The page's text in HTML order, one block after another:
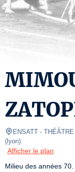
ENSATT -
( lyon)
Afficher le plan
Milieu des années